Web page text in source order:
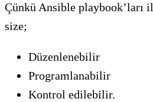
Çünkü Ansible playbook’ları
size;
Düzenlenebilir
Programlanabilir
Kontrol edilebilir.